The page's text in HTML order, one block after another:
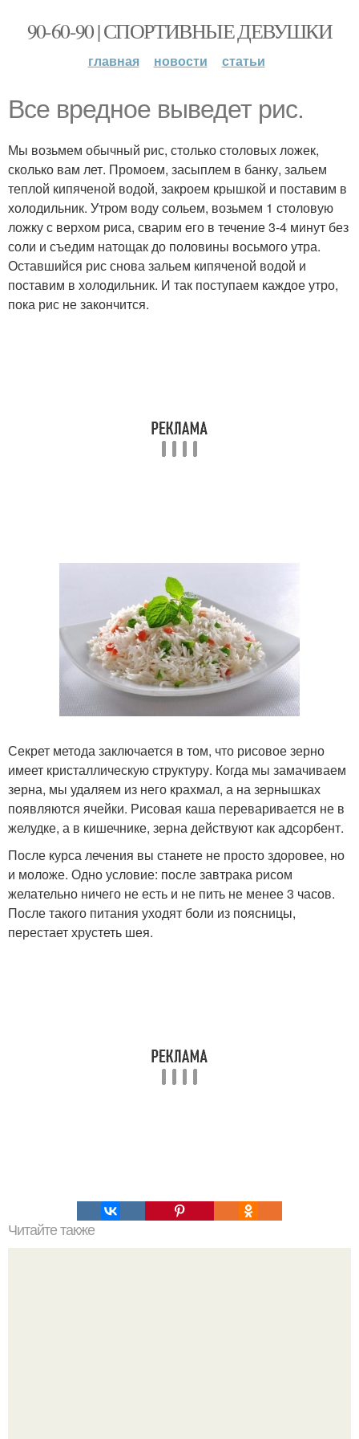
90-60-90 | СПОРТИВНЫЕ ДЕВУШКИ
главная новости статьи
Все вредное выведет рис.
Мы возьмем обычный рис, столько столовых ложек,
сколько вам лет. Промоем, засыплем в банку, зальем
теплой кипяченой водой, закроем крышкой и поставим в
холодильник. Утром воду сольем, возьмем 1 столовую
ложку с верхом риса, сварим его в течение 3-4 минут без
соли и съедим натощак до половины восьмого утра.
Оставшийся рис снова зальем кипяченой водой и
поставим в холодильник. И так поступаем каждое утро,
пока рис не закончится.
Секрет метода заключается в том, что рисовое зерно
имеет кристаллическую структуру. Когда мы замачиваем
зерна, мы удаляем из него крахмал, а на зернышках
появляются ячейки. Рисовая каша переваривается не в
желудке, а в кишечнике, зерна действуют как адсорбент.
После курса лечения вы станете не просто здоровее, но
и моложе. Одно условие: после завтрака рисом
желательно ничего не есть и не пить не менее 3 часов.
После такого питания уходят боли из поясницы,
перестает хрустеть шея.
Читайте также